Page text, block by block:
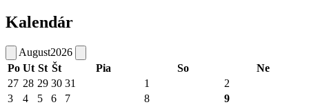
Kalendár
August2026
Po Ut St Št Pia So
Ne
27 28 29 30 31 1
2
3
4 5 6 7 8 9